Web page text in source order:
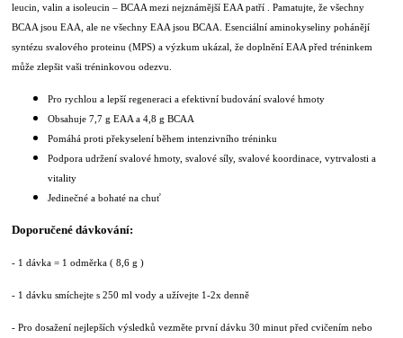
leucin, valin a isoleucin – BCAA mezi nejznámější EAA patří . Pamatujte, že všechny
BCAA jsou EAA, ale ne všechny EAA jsou BCAA. Esenciální aminokyseliny pohánějí
syntézu svalového proteinu (MPS) a výzkum ukázal, že doplnění EAA před tréninkem
může zlepšit vaši tréninkovou odezvu.
Pro rychlou a lepší regeneraci a efektivní budování svalové hmoty
Obsahuje 7,7 g EAA a 4,8 g BCAA
Pomáhá proti překyselení během intenzivního tréninku
Podpora udržení svalové hmoty, svalové síly, svalové koordinace, vytrvalosti a
vitality
Jedinečné a bohaté na chuť
Doporučené dávkování:
- 1 dávka = 1 odměrka ( 8,6 g )
- 1 dávku smíchejte s 250 ml vody a užívejte 1-2x denně
- Pro dosažení nejlepších výsledků vezměte první dávku 30 minut před cvičením nebo